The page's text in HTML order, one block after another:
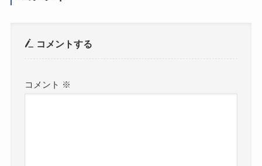
コメントする
コメント ※